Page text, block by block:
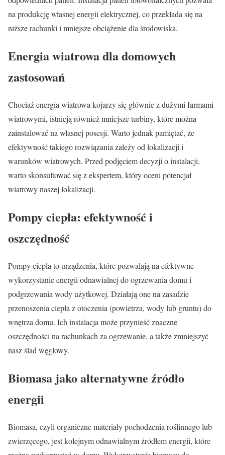
na produkcję własnej energii elektrycznej, co przekłada się na
niższe rachunki i mniejsze obciążenie dla środowiska.
Energia wiatrowa dla domowych
zastosowań
Chociaż energia wiatrowa kojarzy się głównie z dużymi farmami
wiatrowymi, istnieją również mniejsze turbiny, które można
zainstalować na własnej posesji. Warto jednak pamiętać, że
efektywność takiego rozwiązania zależy od lokalizacji i
warunków wiatrowych. Przed podjęciem decyzji o instalacji,
warto skonsultować się z ekspertem, który oceni potencjał
wiatrowy naszej lokalizacji.
Pompy ciepła: efektywność i
oszczędność
Pompy ciepła to urządzenia, które pozwalają na efektywne
wykorzystanie energii odnawialnej do ogrzewania domu i
podgrzewania wody użytkowej. Działają one na zasadzie
przenoszenia ciepła z otoczenia (powietrza, wody lub gruntu) do
wnętrza domu. Ich instalacja może przynieść znaczne
oszczędności na rachunkach za ogrzewanie, a także zmniejszyć
nasz ślad węglowy.
Biomasa jako alternatywne źródło
energii
Biomasa, czyli organiczne materiały pochodzenia roślinnego lub
zwierzęcego, jest kolejnym odnawialnym źródłem energii, które